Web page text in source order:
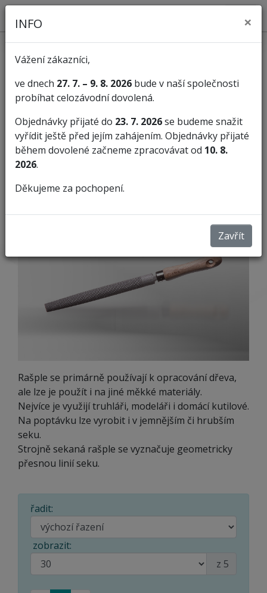
KATEGORIE
Rašple Rašple strojní sek
Rašple se primárně používají k opracování dřeva,
ale lze je použít i na jiné měkké materiály.
Nejvíce je využijí truhláři, modeláři i domácí kutilové.
Na poptávku lze vyrobit i v jemnějším či hrubším
seku.
Strojně sekaná rašple se vyznačuje geometricky
přesnou linií seku.
řadit:
zobrazit:
z 5
INFO ×
Vážení zákazníci,
ve dnech 27. 7. – 9. 8. 2026 bude v naší společnosti
probíhat celozávodní dovolená.
Objednávky přijaté do 23. 7. 2026se budeme snažit
vyřídit ještě před jejím zahájením. Objednávky přijaté
během dovolené začneme zpracovávat od 10. 8.
2026.
Děkujeme za pochopení.
Zavřít